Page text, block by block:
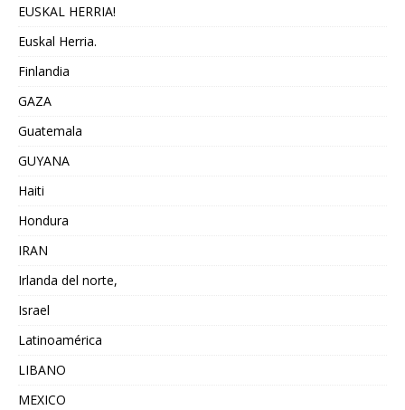
EUSKAL HERRIA!
Euskal Herria.
Finlandia
GAZA
Guatemala
GUYANA
Haiti
Hondura
IRAN
Irlanda del norte,
Israel
Latinoamérica
LIBANO
MEXICO